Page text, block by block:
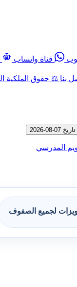
قناة واتساب
بنا ⚖️ حقوق الملكية
2026
المدرسي
لجميع الصفوف